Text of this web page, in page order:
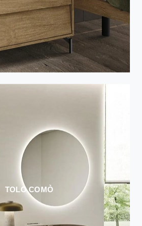
TOLO COMÒ